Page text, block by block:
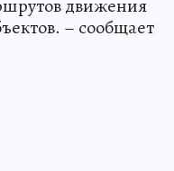
движения
– сообщает